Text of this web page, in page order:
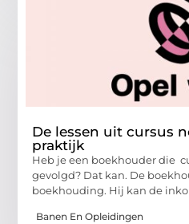
De lessen uit cursus
praktijk
Heb je een boekhouder die
gevolgd? Dat kan. De
boekhouding. Hij kan de
Banen En Opleidingen